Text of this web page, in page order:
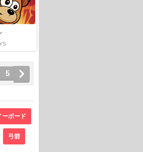
5
ーボード
弓箭­